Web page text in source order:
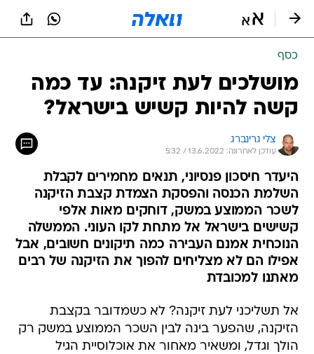
כסף
מושלכים לעת זיקנה: עד כמה
קשה להיות קשיש בישראל?
צלי גרינברג
עודכן לאחרונה: 13.6.2022 / 5:32
היעדר חיסכון פנסיוני, תנאים מחמירים לקבלת
השלמת הכנסה והפסקת הצמדת קצבת הזיקנה
לשכר הממוצע במשק, דוחקים מאות אלפי
קשישים בישראל אל מתחת לקו העוני. הממשלה
הנוכחית אמנם העבירה כמה תיקונים חשובים, אבל
אפילו הם לא מצליחים להפוך את הזיקנה של רבים
מאתנו למכובדת
אל תשליכני לעת זיקנה? לא כשמדובר בקצבת
הזיקנה, שהפער בינה לבין השכר הממוצע במשק רק
הולך וגדל, ומשאיר מאחור את אוכלוסיית הגיל